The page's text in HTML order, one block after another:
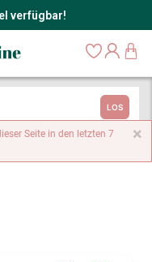
verfügbar!
LOS
×
Seite in den letzten 7